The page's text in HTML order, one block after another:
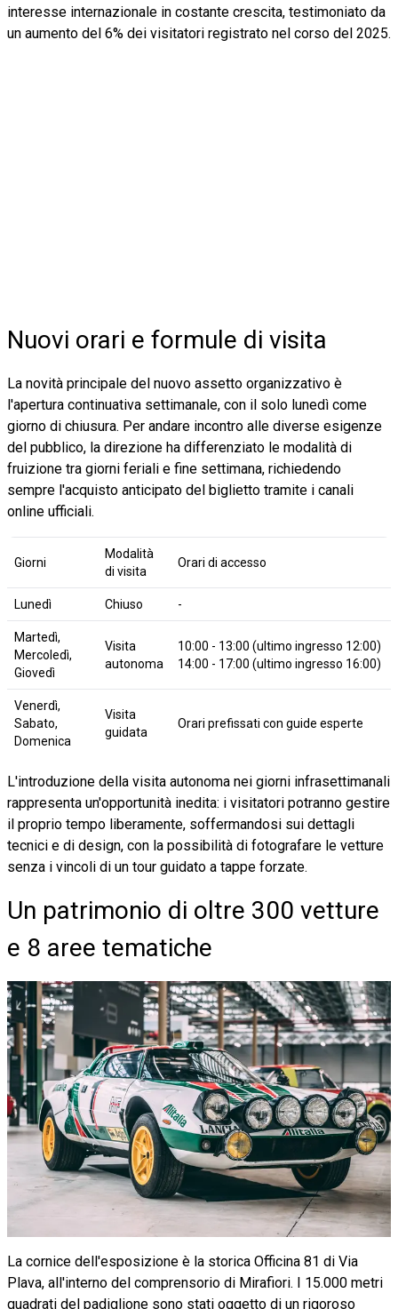
interesse internazionale in costante crescita, testimoniato da
un aumento del 6% dei visitatori registrato nel corso del 2025.
Nuovi orari e formule di visita
La novità principale del nuovo assetto organizzativo è
l'apertura continuativa settimanale, con il solo lunedì come
giorno di chiusura. Per andare incontro alle diverse esigenze
del pubblico, la direzione ha differenziato le modalità di
fruizione tra giorni feriali e fine settimana, richiedendo
sempre l'acquisto anticipato del biglietto tramite i canali
online ufficiali.
Giorni
Modalità
di visita
Orari di accesso
Lunedì Chiuso -
Martedì,
Mercoledì,
Giovedì
Visita
autonoma
10:00 - 13:00 (ultimo ingresso 12:00)
14:00 - 17:00 (ultimo ingresso 16:00)
Venerdì,
Sabato,
Domenica
Visita
guidata
Orari prefissati con guide esperte
L'introduzione della visita autonoma nei giorni infrasettimanali
rappresenta un'opportunità inedita: i visitatori potranno gestire
il proprio tempo liberamente, soffermandosi sui dettagli
tecnici e di design, con la possibilità di fotografare le vetture
senza i vincoli di un tour guidato a tappe forzate.
Un patrimonio di oltre 300 vetture
e 8 aree tematiche
La cornice dell'esposizione è la storica Officina 81 di Via
Plava, all'interno del comprensorio di Mirafiori. I 15.000 metri
quadrati del padiglione sono stati oggetto di un rigoroso